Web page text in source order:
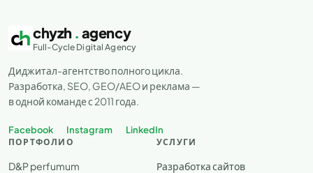
chyzh . agency
Full-Cycle Digital Agency
Диджитал-агентство полного цикла.
Разработка, SEO, GEO/AEO и реклама —
в одной команде с 2011 года.
Facebook Instagram LinkedIn
ПОРТФОЛИО
D&P perfumum
УСЛУГИ
Разработка сайтов